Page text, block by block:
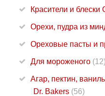
Красители и блески
Орехи, пудра из
Ореховые пасты и
Для мороженого
Агар, пектин,
Dr. Bakers (56)